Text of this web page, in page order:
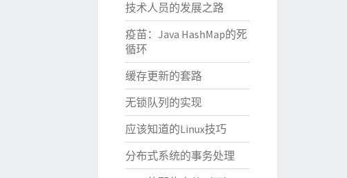
技术人员的发展之路
疫苗：Java HashMap的死
循环
缓存更新的套路
无锁队列的实现
应该知道的Linux技巧
分布式系统的事务处理